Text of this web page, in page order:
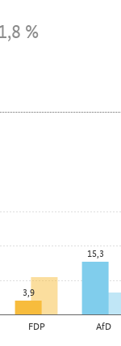
%
FDP AfD
3,9
15,3